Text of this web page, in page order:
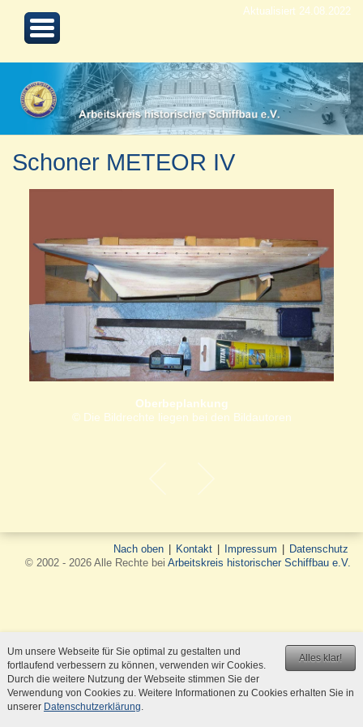
Aktualisiert 24.08.2022
Schoner METEOR IV
Oberbeplankung
© Die Bildrechte liegen bei den Bildautoren
Nach oben Kontakt Impressum
Datenschutz
© 2002 - 2026 Alle Rechte bei Arbeitskreis historischer Schiffbau e.V.
Alles klar!
Um unsere Webseite für Sie optimal zu gestalten und
fortlaufend verbessern zu können, verwenden wir Cookies.
Durch die weitere Nutzung der Webseite stimmen Sie der
Verwendung von Cookies zu. Weitere Informationen zu Cookies erhalten Sie in
unserer Datenschutzerklärung